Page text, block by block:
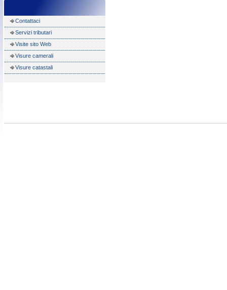
Contattaci
Servizi tributari
Visite sito Web
Visure camerali
Visure catastali